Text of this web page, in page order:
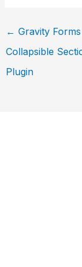
← Gravity Forms
Collapsible
Plugin